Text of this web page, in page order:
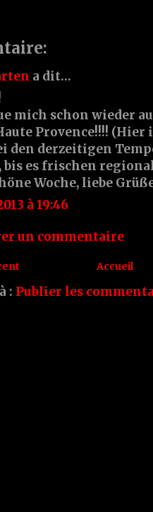
a dit…
mich schon wieder
Provence!!!!
den derzeitigen
bis es frischen
Woche, liebe
à 19:46
un commentaire
Accueil
: Publier les